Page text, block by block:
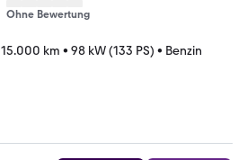
Ohne Bewertung
15.000 km • 98 kW (133 PS) • Benzin